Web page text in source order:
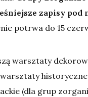
zapisy pod
potrwa do 15
warsztaty
(dla grup